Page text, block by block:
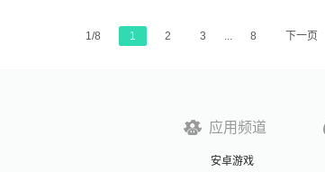
1/8 1 2 3 ... 8 下一页
应用频道
安卓游戏